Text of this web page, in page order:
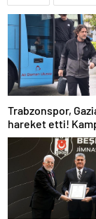
Trabzonspor,
hareket etti!
açıklandı…